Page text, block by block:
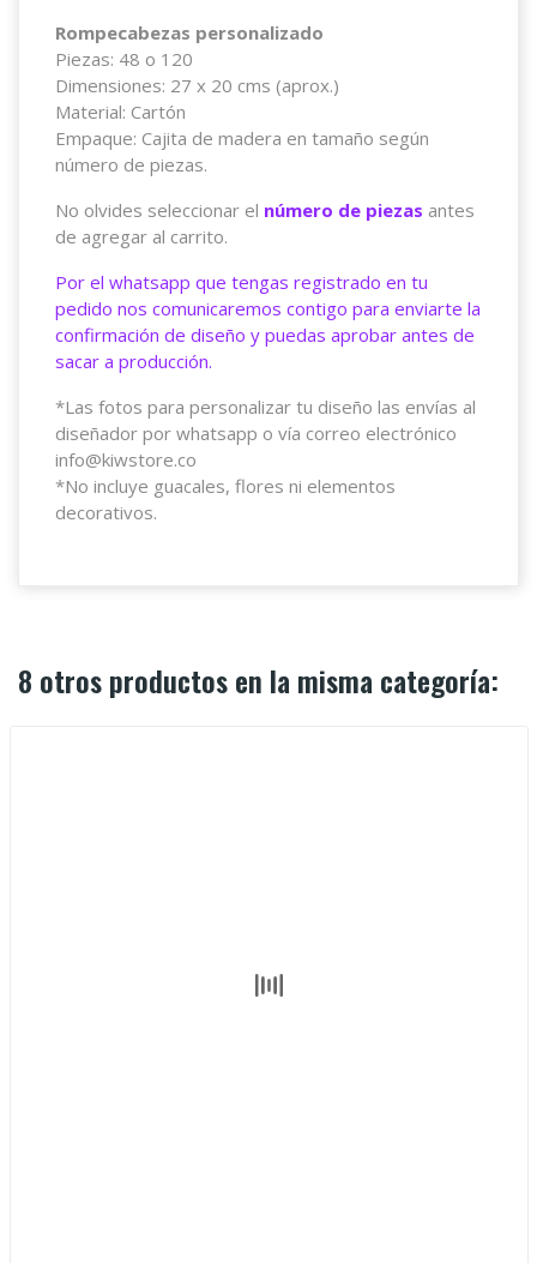
Rompecabezas personalizado
Piezas: 48 o 120
Dimensiones: 27 x 20 cms (aprox.)
Material: Cartón
Empaque: Cajita de madera en tamaño según
número de piezas.
No olvides seleccionar el número de piezas antes
de agregar al carrito.
Por el whatsapp que tengas registrado en tu
pedido nos comunicaremos contigo para enviarte la
confirmación de diseño y puedas aprobar antes de
sacar a producción.
*Las fotos para personalizar tu diseño las envías al
diseñador por whatsapp o vía correo electrónico
info@kiwstore.co
*No incluye guacales, flores ni elementos
decorativos.
8 otros productos en la misma categoría: